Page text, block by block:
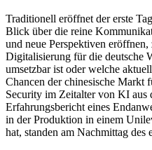
Traditionell eröffnet der erste
Blick über die reine
und neue Perspektiven
Digitalisierung für die deutsche
umsetzbar ist oder welche
Chancen der chinesische Markt
Security im Zeitalter von KI aus
Erfahrungsbericht eines
in der Produktion in einem
hat, standen am Nachmittag des